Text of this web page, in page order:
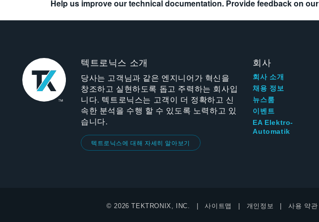
Help us improve our technical documentation. Provide feedback on our
텍트로닉스 소개
당사는 고객님과 같은 엔지니어가 혁신을
창조하고 실현하도록 돕고 주력하는 회사입
니다. 텍트로닉스는 고객이 더 정확하고 신
속한 분석을 수행 할 수 있도록 노력하고 있
습니다.
텍트로닉스에 대해 자세히 알아보기
회사
회사 소개
채용 정보
뉴스룸
이벤트
EA Elektro-
Automatik
© 2026 TEKTRONIX, INC. 사이트맵 개인정보 사용 약관